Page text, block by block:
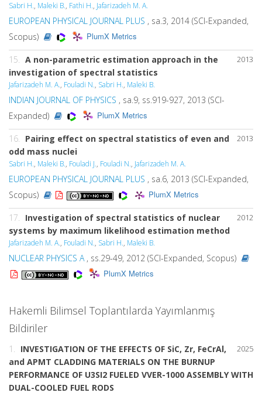
Sabri H., Maleki B., Fathi H., Jafarizadeh M. A.
EUROPEAN PHYSICAL JOURNAL PLUS , sa.3, 2014 (SCI-Expanded,
Scopus)
PlumX Metrics
2013
15. A non-parametric estimation approach in the
investigation of spectral statistics
Jafarizadeh M. A., Fouladi N., Sabri H., Maleki B.
INDIAN JOURNAL OF PHYSICS , sa.9, ss.919-927, 2013 (SCI-
Expanded)
PlumX Metrics
2013
16. Pairing effect on spectral statistics of even and
odd mass nuclei
Sabri H., Maleki B., Fouladi J., Fouladi N., Jafarizadeh M. A.
EUROPEAN PHYSICAL JOURNAL PLUS , sa.6, 2013 (SCI-Expanded,
Scopus)
PlumX Metrics
2012
17. Investigation of spectral statistics of nuclear
systems by maximum likelihood estimation method
Jafarizadeh M. A., Fouladi N., Sabri H., Maleki B.
NUCLEAR PHYSICS A, ss.29-49, 2012 (SCI-Expanded, Scopus)
PlumX Metrics
Hakemli Bilimsel Toplantılarda Yayımlanmış
Bildiriler
2025
1. INVESTIGATION OF THE EFFECTS OF SiC, Zr, FeCrAl,
and APMT CLADDING MATERIALS ON THE BURNUP
PERFORMANCE OF U3SI2 FUELED VVER-1000 ASSEMBLY WITH
DUAL-COOLED FUEL RODS